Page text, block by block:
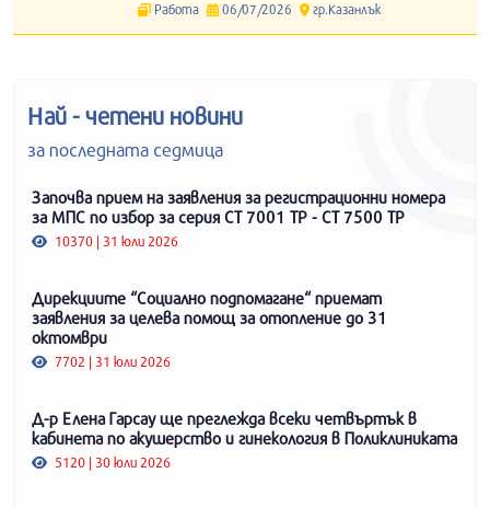
Работа 06/07/2026 гр.Казанлък
Най - четени новини
за последната седмица
Започва прием на заявления за регистрационни номера
за МПС по избор за серия СТ 7001 ТР - СТ 7500 ТР
10370 | 31 юли 2026
Дирекциите “Социално подпомагане“ приемат
заявления за целева помощ за отопление до 31
октомври
7702 | 31 юли 2026
Д-р Елена Гарсау ще преглежда всеки четвъртък в
кабинета по акушерство и гинекология в Поликлиниката
5120 | 30 юли 2026